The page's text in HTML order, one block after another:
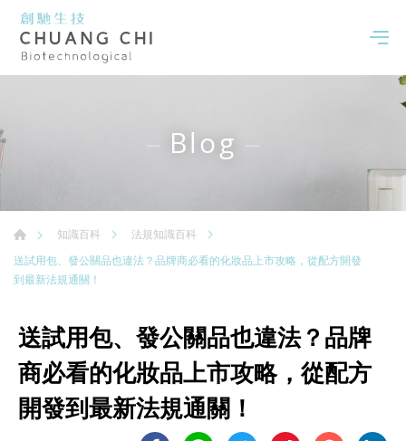
Blog
知識百科
法規知識百科
送試用包、發公關品也違法？品牌商必看的化妝品上市攻略，從配方開發
到最新法規通關！
送試用包、發公關品也違法？品牌
商必看的化妝品上市攻略，從配方
開發到最新法規通關！